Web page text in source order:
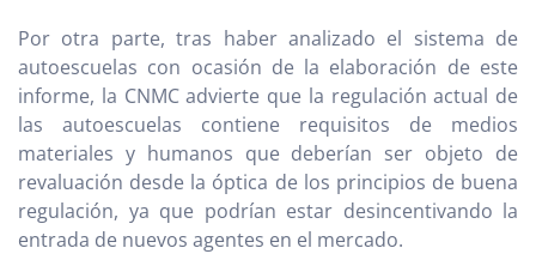
Por otra parte, tras haber analizado el sistema de
autoescuelas con ocasión de la elaboración de este
informe, la CNMC advierte que la regulación actual de
las autoescuelas contiene requisitos de medios
materiales y humanos que deberían ser objeto de
revaluación desde la óptica de los principios de buena
regulación, ya que podrían estar desincentivando la
entrada de nuevos agentes en el mercado.